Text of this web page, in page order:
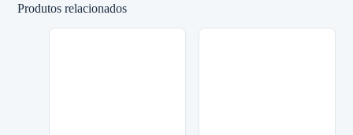
Produtos relacionados